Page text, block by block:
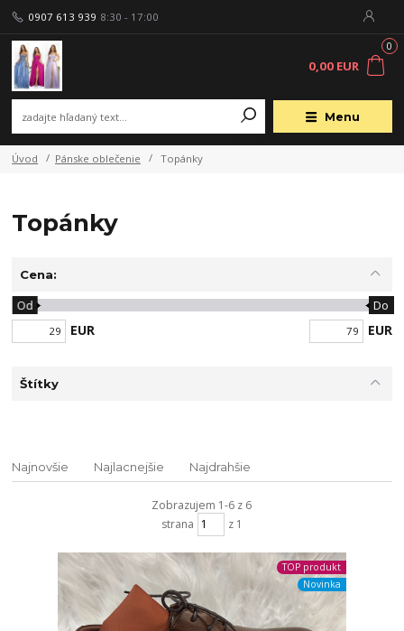
Menu
0907 613 939 8:30 - 17:00
0
0,00 EUR
Úvod Pánske oblečenie Topánky
Topánky
Cena:
EUR
Od Do
EUR
Štítky
Najnovšie Najlacnejšie Najdrahšie
Zobrazujem 1-6 z 6
strana
z 1
TOP produkt
Novinka